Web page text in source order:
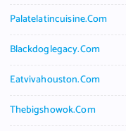
Palatelatincuisine.com
Blackdoglegacy.com
Eatvivahouston.com
Thebigshowok.com